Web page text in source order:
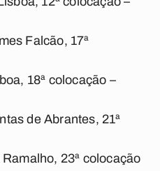
Falcão, 17ª
18ª colocação –
de Abrantes, 21ª
23ª colocação